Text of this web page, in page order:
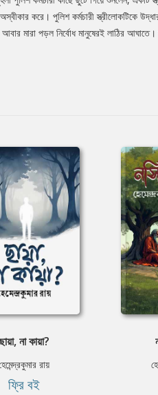
করে। পুলিশ কর্মচারী স্ত্রীলোকটিকে
আবার মারা পড়ল নির্বোধ মানুষেরই লাঠির
ছায়া, না কায়া?
রায়
ফ্রি বই